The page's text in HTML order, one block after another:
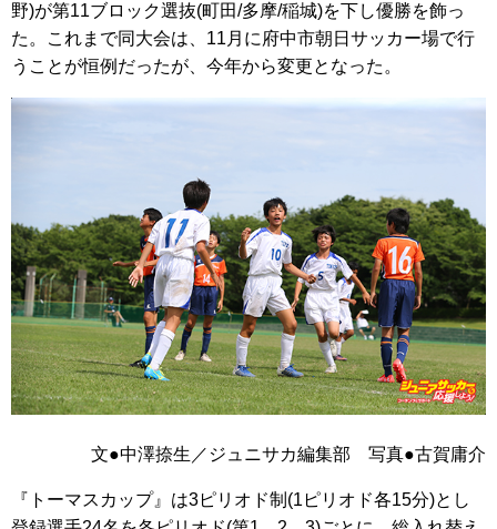
野)が第11ブロック選抜(町田/多摩/稲城)を下し優勝を飾っ
た。これまで同大会は、11月に府中市朝日サッカー場で行
うことが恒例だったが、今年から変更となった。
文●中澤捺生／ジュニサカ編集部 写真●古賀庸介
『トーマスカップ』は3ピリオド制(1ピリオド各15分)とし